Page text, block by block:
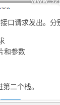
口请求发出。分
和参数
二个栈。